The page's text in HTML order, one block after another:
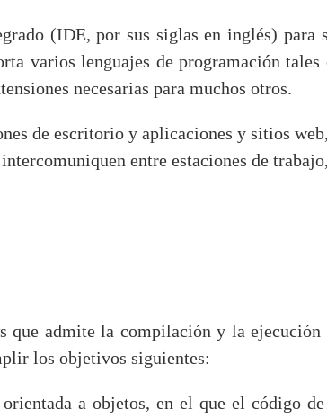
(IDE, por sus siglas en inglés) para
varios lenguajes de programación
necesarias para muchos otros.
de escritorio y aplicaciones y sitios
entre estaciones de
que admite la compilación y la
los objetivos siguientes:
a objetos, en el que el código